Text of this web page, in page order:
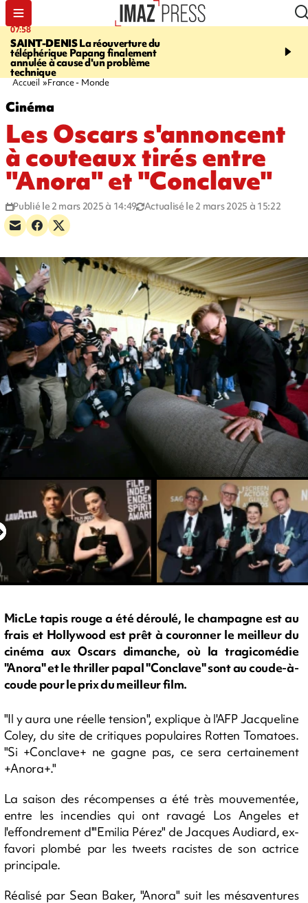
07:58
SAINT-DENISLa réouverture du
téléphérique Papang finalement
annulée à cause d'un problème
technique
10:02
intègrent des centres
Accueil France - Monde
Cinéma
Les Oscars s'annoncent
à couteaux tirés entre
"Anora" et "Conclave"
Publié le 2 mars 2025 à 14:49 Actualisé le 2 mars 2025 à 15:22
MicLe tapis rouge a été déroulé, le champagne est au
frais et Hollywood est prêt à couronner le meilleur du
cinéma aux Oscars dimanche, où la tragicomédie
"Anora" et le thriller papal "Conclave" sont au coude-à-
coude pour le prix du meilleur film.
"Il y aura une réelle tension", explique à l'AFP Jacqueline
Coley, du site de critiques populaires Rotten Tomatoes.
"Si +Conclave+ ne gagne pas, ce sera certainement
+Anora+."
La saison des récompenses a été très mouvementée,
entre les incendies qui ont ravagé Los Angeles et
l'effondrement d'"Emilia Pérez" de Jacques Audiard, ex-
favori plombé par les tweets racistes de son actrice
principale.
Réalisé par Sean Baker, "Anora" suit les mésaventures